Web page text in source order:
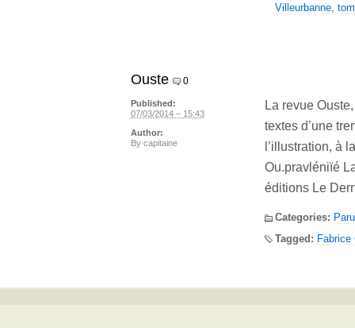
Villeurbanne
Ouste 0
La revue
textes d’une
l’illustration, à
Ou.pravléniïé
éditions Le
Categories:
Tagged: Fabrice
Published:
07/03/2014 – 15:43
Author:
By capitaine